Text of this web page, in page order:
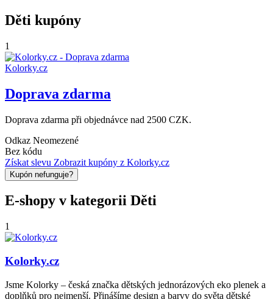
Děti kupóny
1
Kolorky.cz
Doprava zdarma
Doprava zdarma při objednávce nad 2500 CZK.
Odkaz Neomezené
Bez kódu
Získat slevu Zobrazit kupóny z Kolorky.cz
Kupón nefunguje?
E-shopy v kategorii Děti
1
Kolorky.cz
Jsme Kolorky – česká značka dětských jednorázových eko plenek a
doplňků pro nejmenší. Přinášíme design a barvy do světa dětské